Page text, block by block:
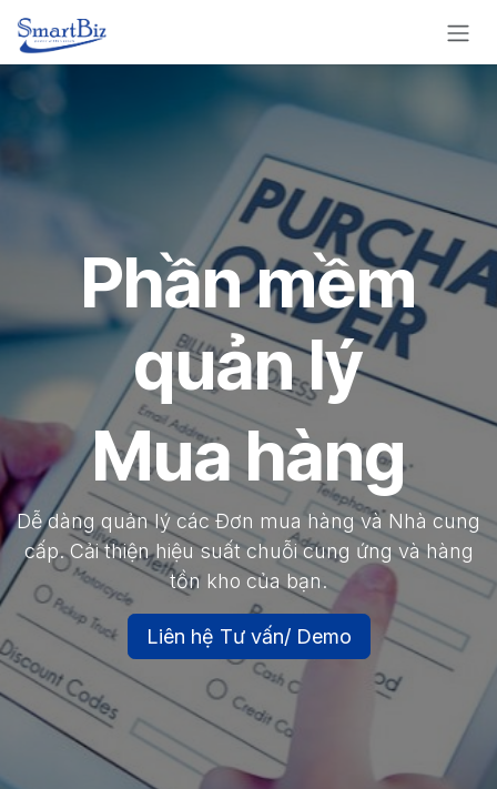
Bỏ qua để đến Nội dung
Phần mềm
quản lý
Mua hàng
Dễ dàng quản lý các Đơn mua hàng và Nhà cung
cấp. Cải thiện hiệu suất chuỗi cung ứng và hàng
tồn kho của bạn.
Liên hệ Tư vấn/ Demo